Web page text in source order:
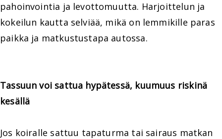
pahoinvointia ja levottomuutta. Harjoittelun ja
kokeilun kautta selviää, mikä on lemmikille paras
paikka ja matkustustapa autossa.
Tassuun voi sattua hypätessä, kuumuus riskinä
kesällä
Jos koiralle sattuu tapaturma tai sairaus matkan